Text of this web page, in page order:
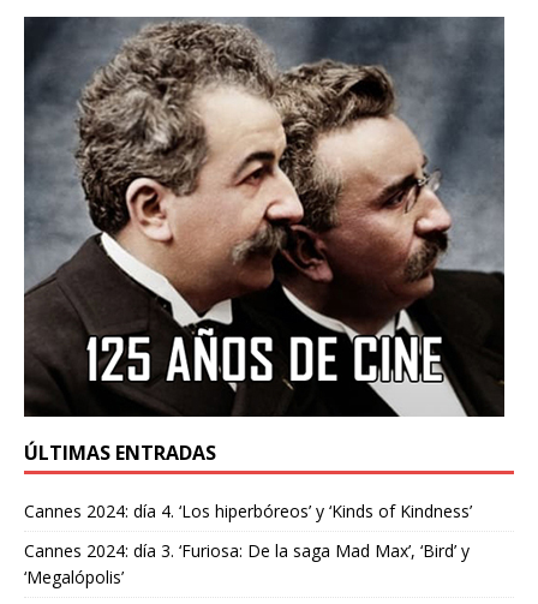
ÚLTIMAS ENTRADAS
Cannes 2024: día 4. ‘Los hiperbóreos’ y ‘Kinds of Kindness’
Cannes 2024: día 3. ‘Furiosa: De la saga Mad Max’, ‘Bird’ y
‘Megalópolis’